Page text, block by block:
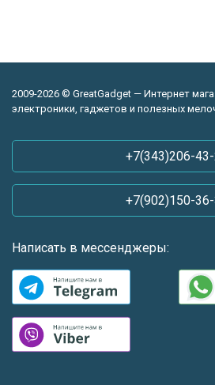
2009-2026 © GreatGadget — Интернет
электроники, гаджетов и полезных
+7(343)206-
+7(902)150-
Написать в мессенджеры: